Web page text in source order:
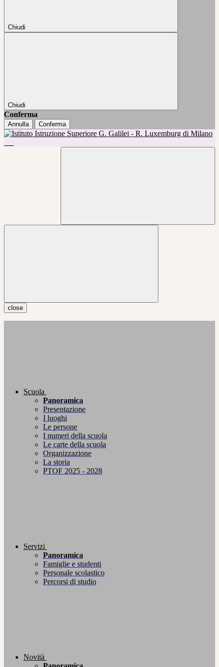
Chiudi
Chiudi
Conferma
Annulla Conferma
close
Scuola
Panoramica
Presentazione
I luoghi
Le persone
I numeri della scuola
Le carte della scuola
Organizzazione
La storia
PTOF 2025 - 2028
Servizi
Panoramica
Famiglie e studenti
Personale scolastico
Percorsi di studio
Novità